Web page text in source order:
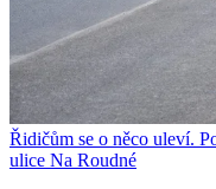
Řidičům se o něco uleví.
ulice Na Roudné